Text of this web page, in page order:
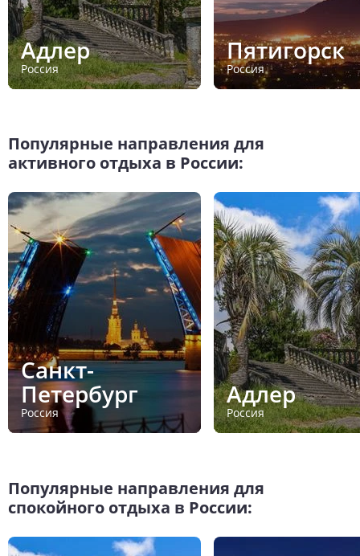
Адлер
Россия
Пятигорск
Россия
Популярные направления для
активного отдыха в России:
Санкт-
Петербург
Россия
Адлер
Россия
Популярные направления для
спокойного отдыха в России: